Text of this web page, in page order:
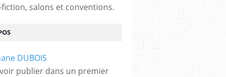
,BRANDON SANDERSON,VICTOR DIXEN
fiction, salons et conventions.
publier dans un premier